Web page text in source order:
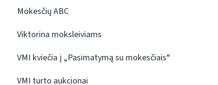
Mokesčių ABC
Viktorina moksleiviams
VMI kviečia į „Pasimatymą su mokesčiais“
VMI turto aukcionai